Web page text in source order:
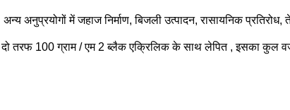
अन्य अनुप्रयोगों में जहाज निर्माण, बिजली उत्पादन, रासायनिक
दो तरफ 100 ग्राम / एम 2 ब्लैक एक्रिलिक केसाथ लेपित, इसका कुल